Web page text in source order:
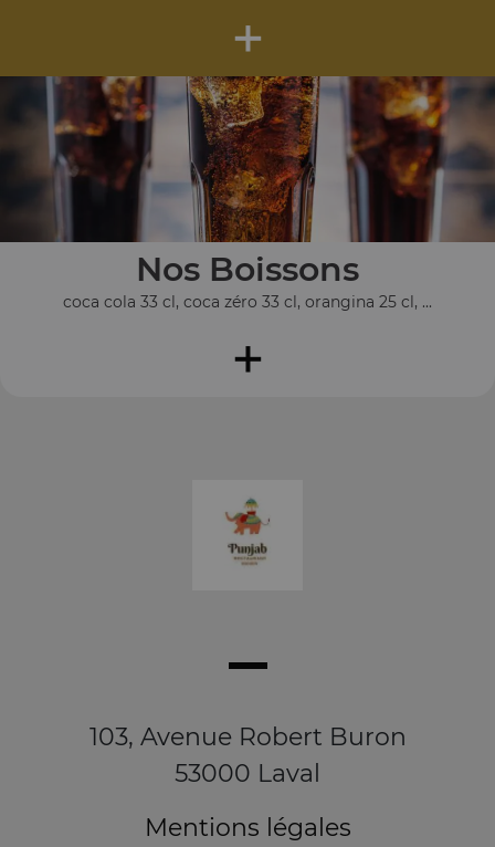
+
Nos Boissons
coca cola 33 cl, coca zéro 33 cl, orangina 25 cl, ...
+
103, Avenue Robert Buron
53000 Laval
Mentions légales